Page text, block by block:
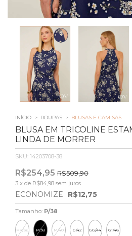
INÍCIO > ROUPAS > BLUSAS E CAMISAS
BLUSA EM TRICOLINE
LINDA DE MORRER
SKU: 14203708-38
R$254,95 R$509,90
3 x de R$84,98 sem juros
ECONOMIZE R$12,75
Tamanho: P/38
PP/36 P/38 M/40 G/42 GG/44 G1/46